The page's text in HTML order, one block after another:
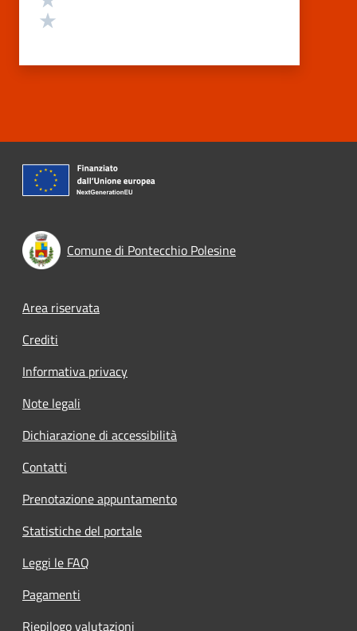
Comune di Pontecchio Polesine
Footer menu
Area riservata
Crediti
Informativa privacy
Note legali
Dichiarazione di accessibilità
Contatti
Prenotazione appuntamento
Statistiche del portale
Leggi le FAQ
Pagamenti
Riepilogo valutazioni